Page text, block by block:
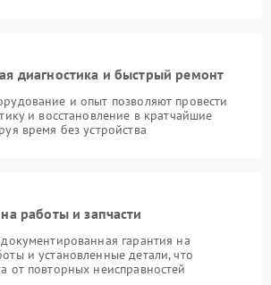
диагностика и быстрый ремонт
и опыт позволяют провести
и восстановление в кратчайшие
время без устройства
работы и запчасти
гарантия на
и установленные детали, что
от повторных неисправностей